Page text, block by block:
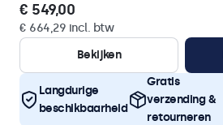
€ 549,00
€ 664,29 incl. btw
Bekijken
Langdurige
beschikbaarheid
Gratis
verzending &
retourneren